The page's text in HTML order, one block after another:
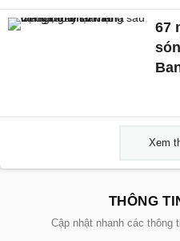
67
Xem
THÔNG
Cập nhật nhanh các thông